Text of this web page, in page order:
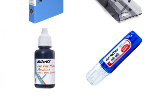
2693
Mực dấu Kwtrio
đen
Bút xóa TL
CP01